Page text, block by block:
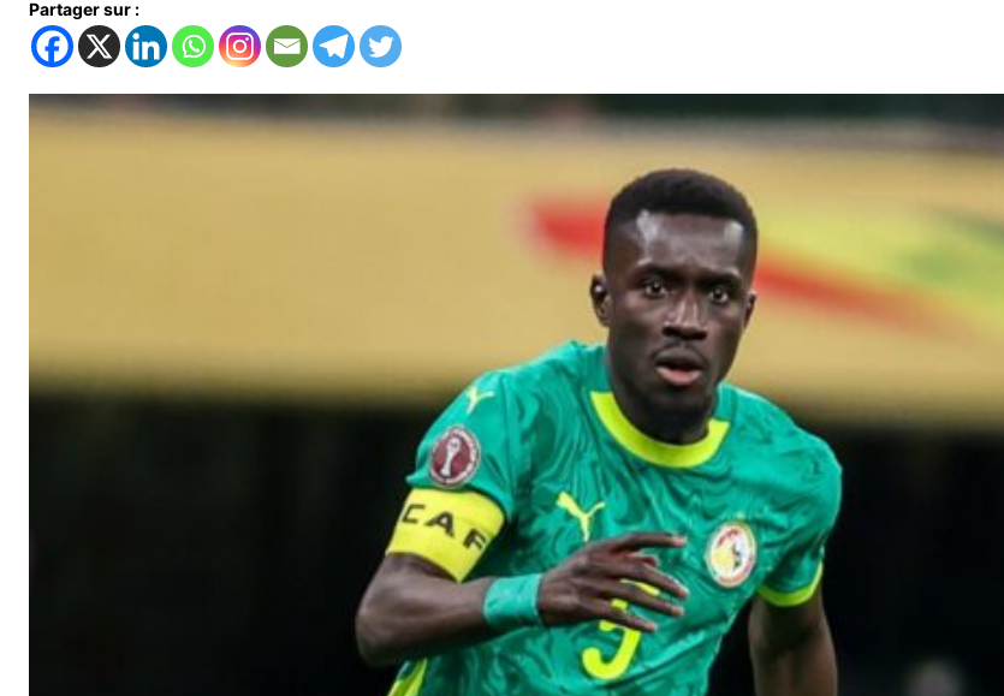
Partager sur :